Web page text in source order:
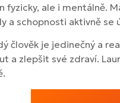
fyzicky, ale i mentálně.
a schopnosti aktivně se
člověk je jedinečný a
a zlepšit své zdraví.